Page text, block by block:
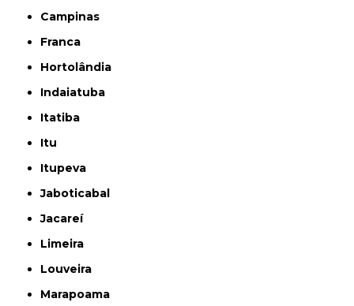
Campinas
Franca
Hortolândia
Indaiatuba
Itatiba
Itu
Itupeva
Jaboticabal
Jacareí
Limeira
Louveira
Marapoama